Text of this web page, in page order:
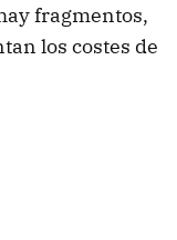
fragmentos,
los costes de